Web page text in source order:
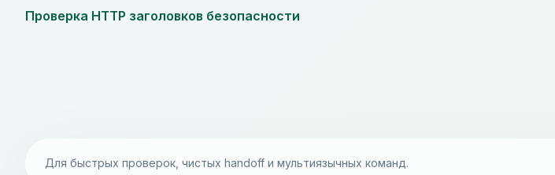
Проверка HTTP заголовков безопасности
Для быстрых проверок, чистых handoff и мультиязычных команд.